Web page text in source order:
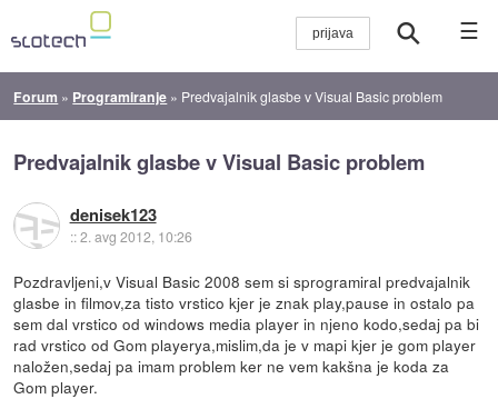
☰
Forum » Programiranje » Predvajalnik glasbe v Visual Basic problem
Predvajalnik glasbe v Visual Basic problem
denisek123
::2. avg 2012, 10:26
Pozdravljeni,v Visual Basic 2008 sem si sprogramiral predvajalnik
glasbe in filmov,za tisto vrstico kjer je znak play,pause in ostalo pa
sem dal vrstico od windows media player in njeno kodo,sedaj pa bi
rad vrstico od Gom playerya,mislim,da je v mapi kjer je gom player
naložen,sedaj pa imam problem ker ne vem kakšna je koda za
Gom player.